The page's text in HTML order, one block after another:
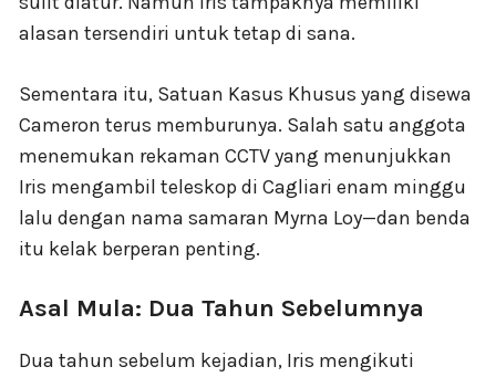
alasan tersendiri untuk tetap di sana.
Sementara itu, Satuan Kasus Khusus yang disewa
Cameron terus memburunya. Salah satu anggota
menemukan rekaman CCTV yang menunjukkan
Iris mengambil teleskop di Cagliari enam minggu
lalu dengan nama samaran Myrna Loy—dan benda
itu kelak berperan penting.
Asal Mula: Dua Tahun Sebelumnya
Dua tahun sebelum kejadian, Iris mengikuti